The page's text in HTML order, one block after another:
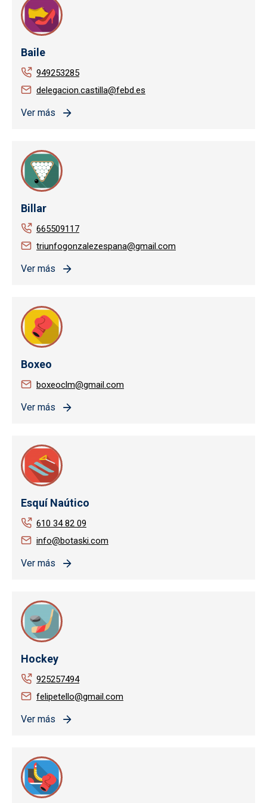
Baile
949253285
delegacion.castilla@febd.es
Ver más
Billar
665509117
triunfogonzalezespana@gmail.com
Ver más
Boxeo
boxeoclm@gmail.com
Ver más
Esquí Naútico
610 34 82 09
info@botaski.com
Ver más
Hockey
925257494
felipetello@gmail.com
Ver más